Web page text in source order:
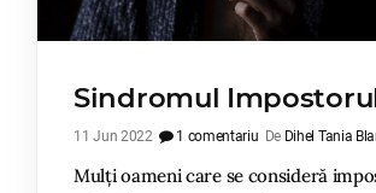
Sindromul
11 Jun 2022 1 comentariu De Dihel Tania
Mulți oameni care se consideră